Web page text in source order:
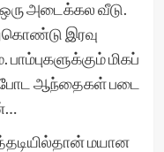
அடைக்கல வீடு.
இரவு
பாம்புகளுக்கும் மிகப்
போட ஆந்தைகள் படை
மயான